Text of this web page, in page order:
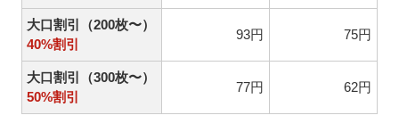
大口割引（200枚〜）
40%割引
93円 75円
大口割引（300枚〜）
50%割引
77円 62円